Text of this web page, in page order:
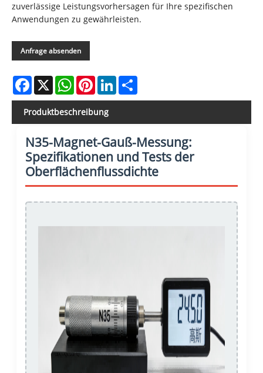
zuverlässige Leistungsvorhersagen für Ihre spezifischen
Anwendungen zu gewährleisten.
Anfrage absenden
Facebook
X WhatsAppPinterestLinkedIn
Produktbeschreibung
N35-Magnet-Gauß-Messung:
Spezifikationen und Tests der
Oberflächenflussdichte